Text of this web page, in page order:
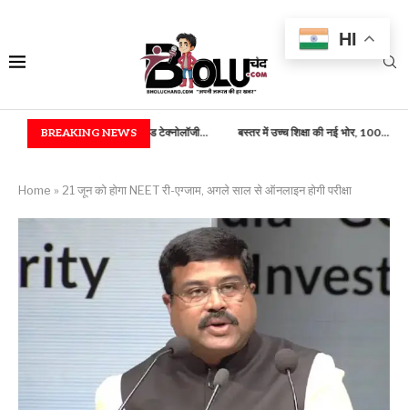
BREAKING NEWS
एवं फूड टेक्नोलॉजी... बस्तर में उच्च शिक्षा की नई भोर, 100... राष्ट्रपति भवन में
Home » 21 जून को होगा NEET री-एग्जाम, अगले साल से ऑनलाइन होगी परीक्षा
HI